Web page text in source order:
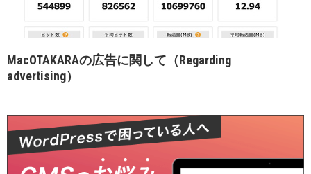
MacOTAKARAの広告に関して（Regarding
advertising）